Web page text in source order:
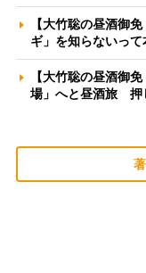
【大竹聡の昼酒御
ギ」を知らないっ
【大竹聡の昼酒御
場」へと昼酒旅 押